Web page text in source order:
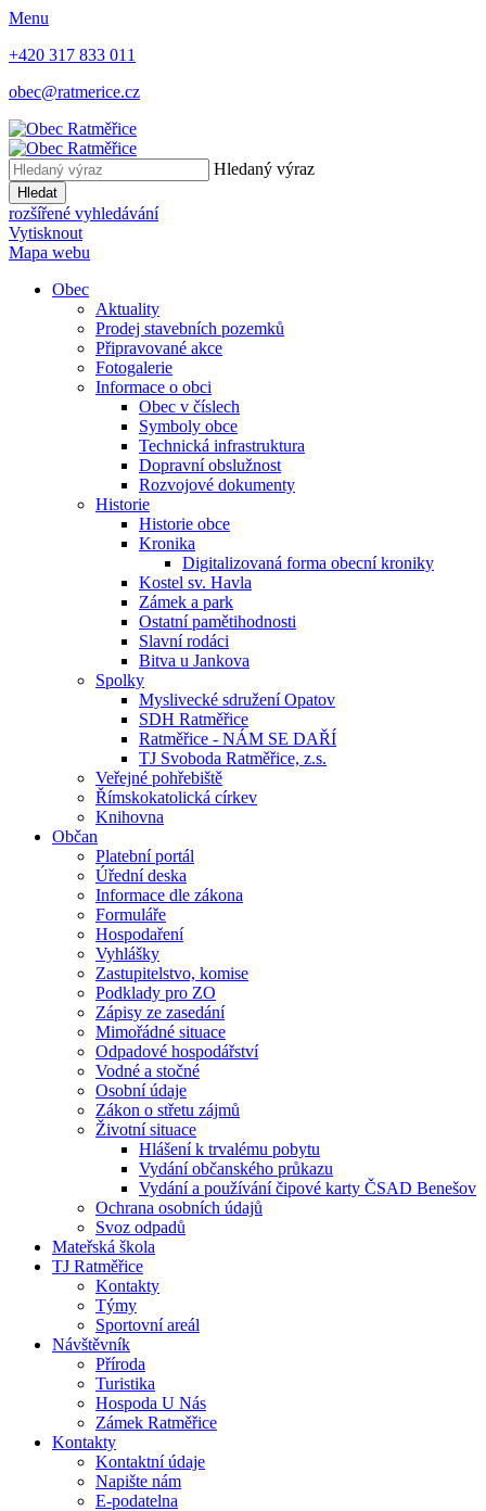
Menu
+420 317 833 011
obec@ratmerice.cz
Hledaný výraz
Hledat
rozšířené vyhledávání
Vytisknout
Mapa webu
Obec
Aktuality
Prodej stavebních pozemků
Připravované akce
Fotogalerie
Informace o obci
Obec v číslech
Symboly obce
Technická infrastruktura
Dopravní obslužnost
Rozvojové dokumenty
Historie
Historie obce
Kronika
Digitalizovaná forma obecní kroniky
Kostel sv. Havla
Zámek a park
Ostatní pamětihodnosti
Slavní rodáci
Bitva u Jankova
Spolky
Myslivecké sdružení Opatov
SDH Ratměřice
Ratměřice - NÁM SE DAŘÍ
TJ Svoboda Ratměřice, z.s.
Veřejné pohřebiště
Římskokatolická církev
Knihovna
Občan
Platební portál
Úřední deska
Informace dle zákona
Formuláře
Hospodaření
Vyhlášky
Zastupitelstvo, komise
Podklady pro ZO
Zápisy ze zasedání
Mimořádné situace
Odpadové hospodářství
Vodné a stočné
Osobní údaje
Zákon o střetu zájmů
Životní situace
Hlášení k trvalému pobytu
Vydání občanského průkazu
Vydání a používání čipové karty ČSAD Benešov
Ochrana osobních údajů
Svoz odpadů
Mateřská škola
TJ Ratměřice
Kontakty
Týmy
Sportovní areál
Návštěvník
Příroda
Turistika
Hospoda U Nás
Zámek Ratměřice
Kontakty
Kontaktní údaje
Napište nám
E-podatelna